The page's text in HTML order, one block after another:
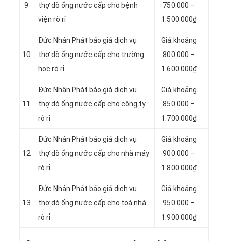
9
thợ dò ống nước cấp cho bệnh
viện rò rỉ
750.000 –
1.500.000₫
10
Đức Nhân Phát báo giá dịch vụ
thợ dò ống nước cấp cho trường
học rò rỉ
Giá khoảng
800.000 –
1.600.000₫
11
Đức Nhân Phát báo giá dịch vụ
thợ dò ống nước cấp cho công ty
rò rỉ
Giá khoảng
850.000 –
1.700.000₫
12
Đức Nhân Phát báo giá dịch vụ
thợ dò ống nước cấp cho nhà máy
rò rỉ
Giá khoảng
900.000 –
1.800.000₫
13
Đức Nhân Phát báo giá dịch vụ
thợ dò ống nước cấp cho toà nhà
rò rỉ
Giá khoảng
950.000 –
1.900.000₫